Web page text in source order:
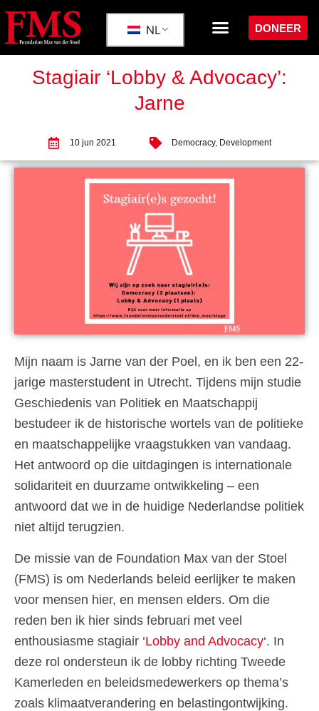
NL DONEER
Stagiair ‘Lobby & Advocacy’:
Jarne
10 jun 2021 Democracy, Development
Mijn naam is Jarne van der Poel, en ik ben een 22-
jarige masterstudent in Utrecht. Tijdens mijn studie
Geschiedenis van Politiek en Maatschappij
bestudeer ik de historische wortels van de politieke
en maatschappelijke vraagstukken van vandaag.
Het antwoord op die uitdagingen is internationale
solidariteit en duurzame ontwikkeling – een
antwoord dat we in de huidige Nederlandse politiek
niet altijd terugzien.
De missie van de Foundation Max van der Stoel
(FMS) is om Nederlands beleid eerlijker te maken
voor mensen hier, en mensen elders. Om die
reden ben ik hier sinds februari met veel
enthousiasme stagiair ‘Lobby and Advocacy‘. In
deze rol ondersteun ik de lobby richting Tweede
Kamerleden en beleidsmedewerkers op thema’s
zoals klimaatverandering en belastingontwijking.